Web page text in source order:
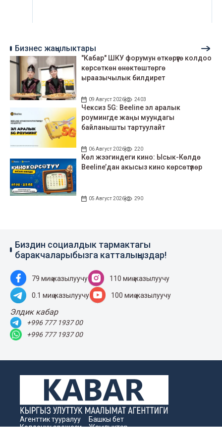
Бизнес жаңылыктары
"Кабар" ШКУ форумун өткөрүүгө колдоо
көрсөткөн өнөктөштөргө
ыраазычылык билдирет
09 Август 2026 2403
Чексиз 5G: Beeline эл аралык
роумингде жаңы муундагы
байланышты тартуулайт
06 Август 2026 220
Көл жээгиндеги кино: Ысык-Көлдө
Beeline’дан акысыз кино көрсөтүлөр
05 Август 2026 290
Биздин социалдык тармактагы
баракчаларыбызга катталыңыздар!
79 миң жазылуучу 110 миң жазылуучу
0.1 миң жазылуучу 100 миң жазылуучу
Элдик кабар
+996 777 1937 00
+996 777 1937 00
Агенттик тууралуу
Колдонуу эрежеси
Башкы бет
Жаңылыктар